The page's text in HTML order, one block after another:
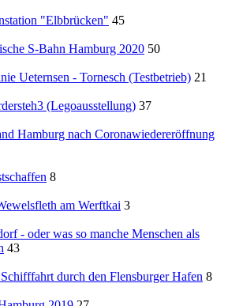
"Elbbrücken" 45
S-Bahn Hamburg 2020 50
Ueternsen - Tornesch (Testbetrieb) 21
(Legoausstellung) 37
Hamburg nach Coronawiedereröffnung
8
am Werftkai 3
- oder was so manche Menschen als
43
durch den Flensburger Hafen 8